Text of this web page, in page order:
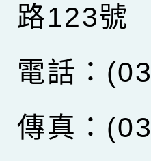
路123號
電話：
傳真：